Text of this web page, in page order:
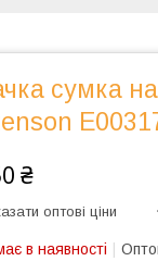
сумка
₴
оптові ціни
в наявності